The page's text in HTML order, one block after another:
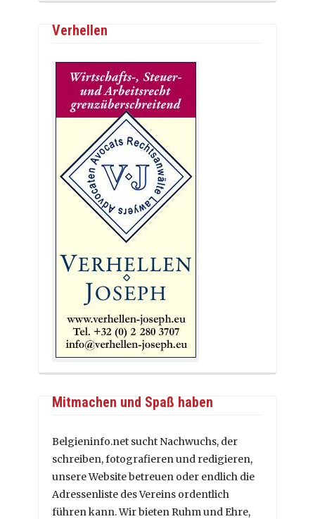
Verhellen
Mitmachen und Spaß haben
Belgieninfo.net sucht Nachwuchs, der
schreiben, fotografieren und redigieren,
unsere Website betreuen oder endlich die
Adressenliste des Vereins ordentlich
führen kann. Wir bieten Ruhm und Ehre,